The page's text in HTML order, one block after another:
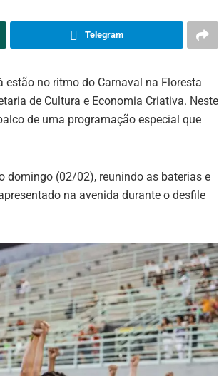
Telegram
no ritmo do Carnaval na Floresta
de Cultura e Economia Criativa. Neste
de uma programação especial que
domingo (02/02), reunindo as baterias e
na avenida durante o desfile